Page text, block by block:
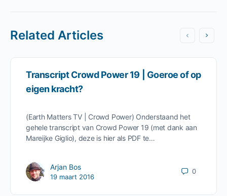
Related Articles
Transcript Crowd Power 19 | Goeroe of op
eigen kracht?
(Earth Matters TV | Crowd Power) Onderstaand het
gehele transcript van Crowd Power 19 (met dank aan
Mareijke Giglio), deze is hier als PDF te…
Arjan Bos
19 maart 2016
0